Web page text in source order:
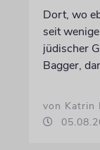
Dort, wo
seit
jüdischer
Bagger,
von Katrin